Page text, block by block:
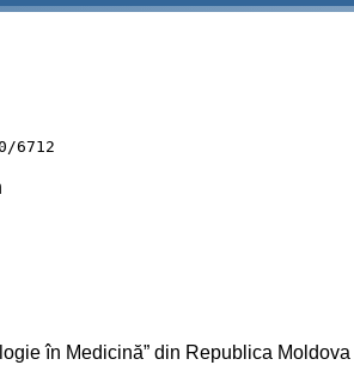
6712
în Medicină” din Republica Moldova